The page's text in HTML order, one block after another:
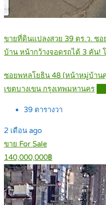
ขายที่ดินแปลงสวย 39 ตร.ว. ซ
บ้าน หน้ากว้างจอดรถได้ 3 คัน!
ซอยพหลโยธิน 48 (หน้าหมู่บ้าน
เขตบางเขน กรุงเทพมหานคร
39 ตารางวา
2 เดือน ago
ขาย For Sale
140,000,000฿